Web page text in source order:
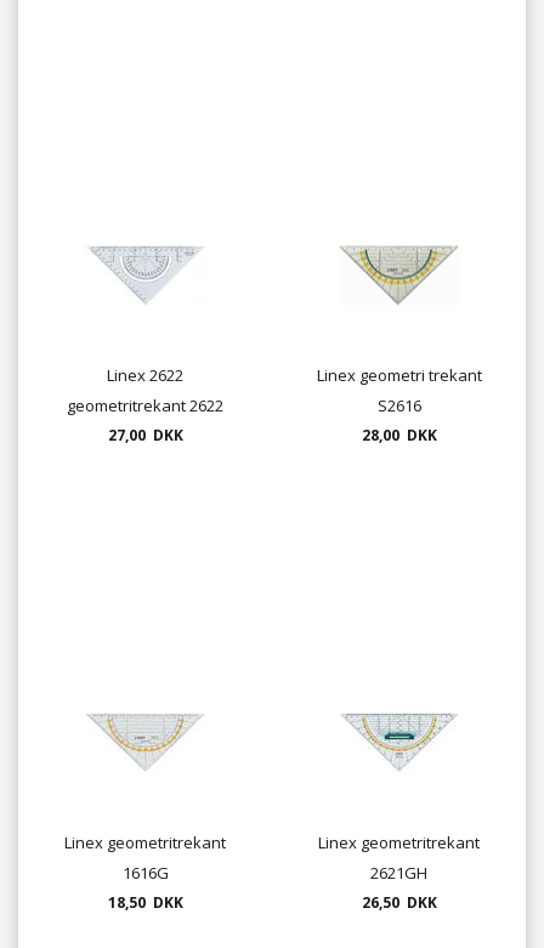
Linex 2622
geometritrekant 2622
27,00 DKK
Linex geometri trekant
S2616
28,00 DKK
Linex geometritrekant
1616G
18,50 DKK
Linex geometritrekant
2621GH
26,50 DKK